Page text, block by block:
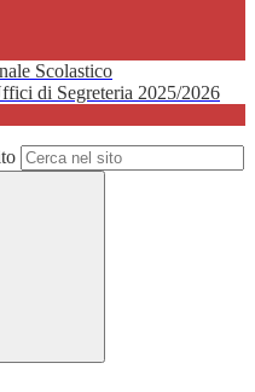
Scolastico
di Segreteria 2025/2026